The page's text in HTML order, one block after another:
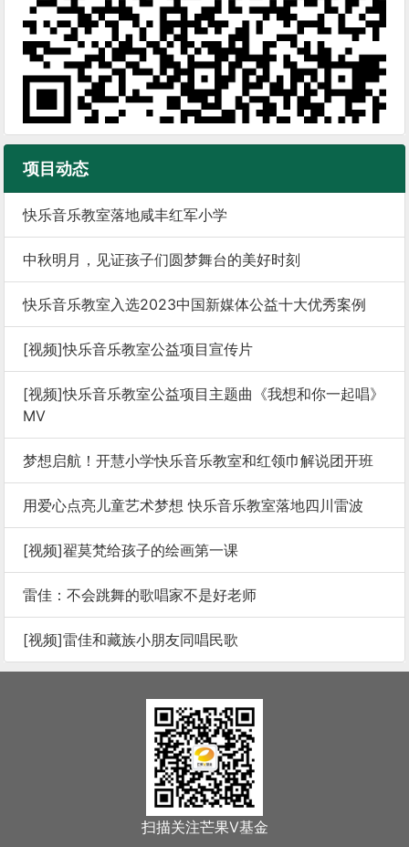
项目动态
快乐音乐教室落地咸丰红军小学
中秋明月，见证孩子们圆梦舞台的美好时刻
快乐音乐教室入选2023中国新媒体公益十大优秀案例
[视频]快乐音乐教室公益项目宣传片
[视频]快乐音乐教室公益项目主题曲《我想和你一起唱》
MV
梦想启航！开慧小学快乐音乐教室和红领巾解说团开班
用爱心点亮儿童艺术梦想 快乐音乐教室落地四川雷波
[视频]翟莫梵给孩子的绘画第一课
雷佳：不会跳舞的歌唱家不是好老师
[视频]雷佳和藏族小朋友同唱民歌
扫描关注芒果V基金